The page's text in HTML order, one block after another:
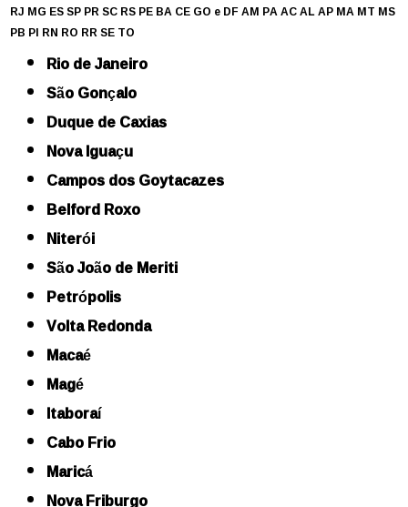
RJ MG ESSPPRSCRSPEBACEGO e DFAM PAACALAPMAMT MS
PB PI RN RO RRSETO
Rio de Janeiro
São Gonçalo
Duque de Caxias
Nova Iguaçu
Campos dos Goytacazes
Belford Roxo
Niterói
São João de Meriti
Petrópolis
Volta Redonda
Macaé
Magé
Itaboraí
Cabo Frio
Maricá
Nova Friburgo